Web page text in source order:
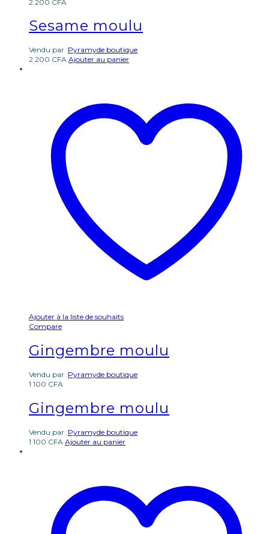
2 200 CFA
Sesame moulu
Vendu par :Pyramyde boutique
2 200 CFA Ajouter au panier
Ajouter à la liste de souhaits
Compare
Gingembre moulu
Vendu par :Pyramyde boutique
1 100 CFA
Gingembre moulu
Vendu par :Pyramyde boutique
1 100 CFA Ajouter au panier